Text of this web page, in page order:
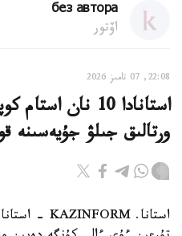
без автора
اۆتور
22:08, 07 تامىز 2026
استانادا 10 نان
ورتالىق جىلۋ جۇيەسىنە